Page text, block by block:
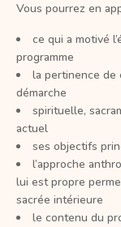
Vous pourrez en
ce qui a motivé
programme
la pertinence de
démarche
spirituelle,
actuel
ses objectifs
l’approche
lui est propre
sacrée intérieure
le contenu du